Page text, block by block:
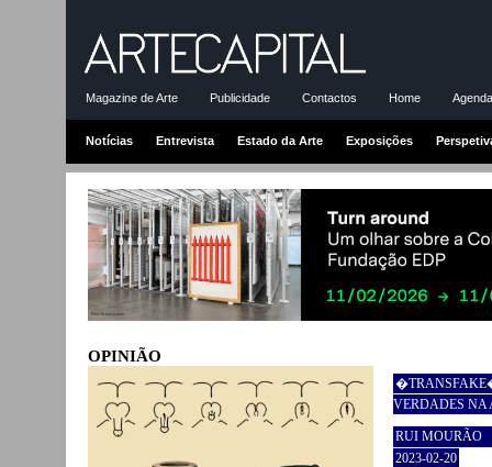
Magazine de Arte Publicidade Contactos Home
Notícias Entrevista Estado da Arte Exposições
OPINIÃO
VERDADES NA
RUI MOURÃO
2023-02-20